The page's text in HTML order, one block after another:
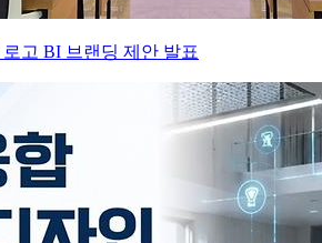
고 BI 브랜딩 제안 발표